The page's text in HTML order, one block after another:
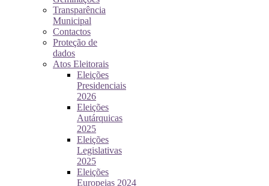
Transparência
Municipal
Contactos
Proteção de
dados
Atos Eleitorais
Eleições
Presidenciais
2026
Eleições
Autárquicas
2025
Eleições
Legislativas
2025
Eleições
Europeias 2024